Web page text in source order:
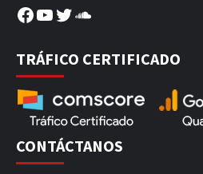
Facebook
YouTube
Twitter
SoundCloud
TRÁFICO CERTIFICADO
CONTÁCTANOS